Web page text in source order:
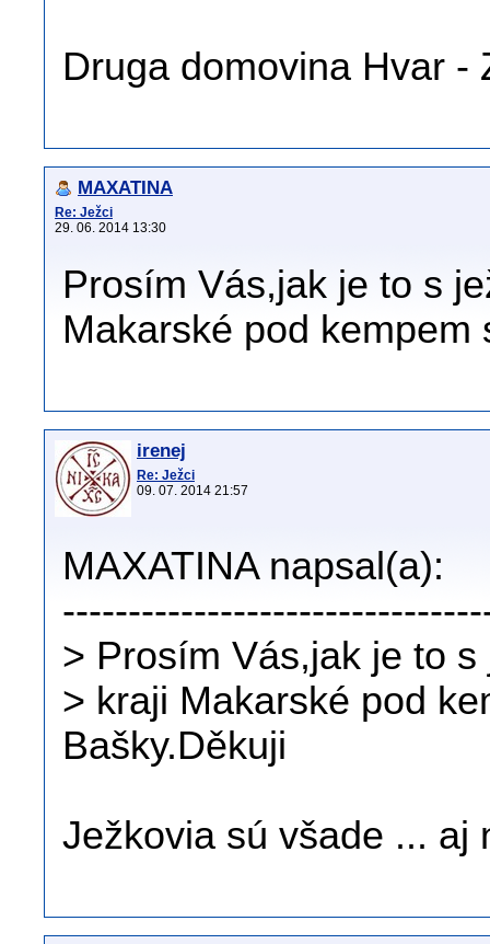
Druga domovina Hvar -
MAXATINA
Re: Ježci
29. 06. 2014 13:30
Prosím Vás,jak je to s
Makarské pod kempem
irenej
Re: Ježci
09. 07. 2014 21:57
MAXATINA napsal(a):
> Prosím Vás,jak je to
> kraji Makarské pod
Bašky.Děkuji
Ježkovia sú všade ... aj